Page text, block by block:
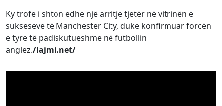
Ky trofe i shton edhe një arritje tjetër në vitrinën e
sukseseve të Manchester City, duke konfirmuar forcën
e tyre të padiskutueshme në futbollin
anglez./lajmi.net/